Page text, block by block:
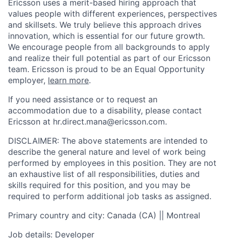
Ericsson uses a merit-based hiring approach that
values people with different experiences, perspectives
and skillsets. We truly believe this approach drives
innovation, which is essential for our future growth.
We encourage people from all backgrounds to apply
and realize their full potential as part of our Ericsson
team. Ericsson is proud to be an Equal Opportunity
employer, learn more.
If you need assistance or to request an
accommodation due to a disability, please contact
Ericsson at hr.direct.mana@ericsson.com.
DISCLAIMER: The above statements are intended to
describe the general nature and level of work being
performed by employees in this position. They are not
an exhaustive list of all responsibilities, duties and
skills required for this position, and you may be
required to perform additional job tasks as assigned.
Primary country and city: Canada (CA) || Montreal
Job details: Developer